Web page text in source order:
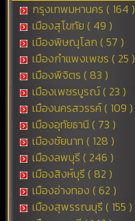
กรุงเทพมหานคร ( 164 )
เมืองสุโขทัย ( 49 )
เมืองพิษณุโลก ( 57 )
เมืองกำแพงเพชร ( 25 )
เมืองพิจิตร ( 83 )
เมืองเพชรบูรณ์ ( 23 )
เมืองนครสวรรค์ ( 109 )
เมืองอุทัยธานี ( 73 )
เมืองชัยนาท ( 128 )
เมืองลพบุรี ( 246 )
เมืองสิงห์บุรี ( 82 )
เมืองอ่างทอง ( 62 )
เมืองสุพรรณบุรี ( 155 )